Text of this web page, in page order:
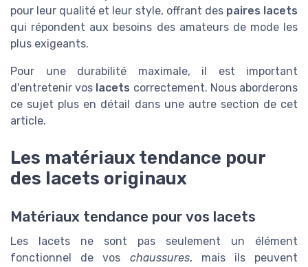
pour leur qualité et leur style, offrant des paires lacets
qui répondent aux besoins des amateurs de mode les
plus exigeants.
Pour une durabilité maximale, il est important
d'entretenir vos lacets correctement. Nous aborderons
ce sujet plus en détail dans une autre section de cet
article.
Les matériaux tendance pour
des lacets originaux
Matériaux tendance pour vos lacets
Les lacets ne sont pas seulement un élément
fonctionnel de vos chaussures, mais ils peuvent